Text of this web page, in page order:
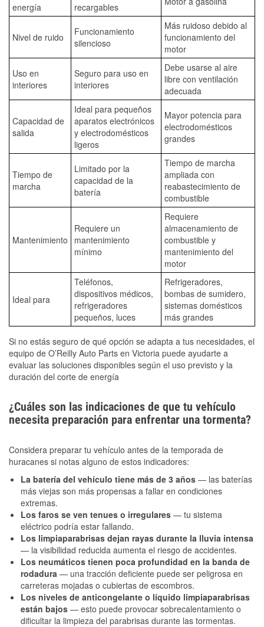
energía
recargables
Nivel de ruido
Funcionamiento
silencioso
Más ruidoso debido al
funcionamiento del
motor
Uso en
interiores
Seguro para uso en
interiores
Debe usarse al aire
libre con ventilación
adecuada
Capacidad de
salida
Ideal para pequeños
aparatos electrónicos
y electrodomésticos
ligeros
Mayor potencia para
electrodomésticos
grandes
Tiempo de
marcha
Limitado por la
capacidad de la
batería
Tiempo de marcha
ampliada con
reabastecimiento de
combustible
Mantenimiento
Requiere un
mantenimiento
mínimo
Requiere
almacenamiento de
combustible y
mantenimiento del
motor
Ideal para
Teléfonos,
dispositivos médicos,
refrigeradores
pequeños, luces
Refrigeradores,
bombas de sumidero,
sistemas domésticos
más grandes
Si no estás seguro de qué opción se adapta a tus necesidades, el
equipo de O’Reilly Auto Parts en Victoria puede ayudarte a
evaluar las soluciones disponibles según el uso previsto y la
duración del corte de energía
¿Cuáles son las indicaciones de que tu vehículo
necesita preparación para enfrentar una tormenta?
Considera preparar tu vehículo antes de la temporada de
huracanes si notas alguno de estos indicadores:
La batería del vehículo tiene más de 3 años — las baterías
más viejas son más propensas a fallar en condiciones
extremas.
Los faros se ven tenues o irregulares — tu sistema
eléctrico podría estar fallando.
Los limpiaparabrisas dejan rayas durante la lluvia intensa
— la visibilidad reducida aumenta el riesgo de accidentes.
Los neumáticos tienen poca profundidad en la banda de
rodadura — una tracción deficiente puede ser peligrosa en
carreteras mojadas o cubiertas de escombros.
Los niveles de anticongelante o líquido limpiaparabrisas
están bajos — esto puede provocar sobrecalentamiento o
dificultar la limpieza del parabrisas durante las tormentas.